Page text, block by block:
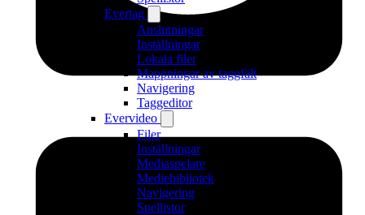
Evertag
Anslutningar
Inställningar
Lokala filer
Mappningar av taggfält
Navigering
Taggeditor
Evervideo
Filer
Inställningar
Mediaspelare
Mediebibliotek
Navigering
Spellistor